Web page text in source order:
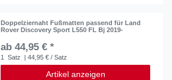
Doppelziernaht Fußmatten passend für Land
Rover Discovery Sport L550 FL Bj 2019-
ab 44,95 € *
1 Satz | 44,95 € / Satz
Artikel anzeigen